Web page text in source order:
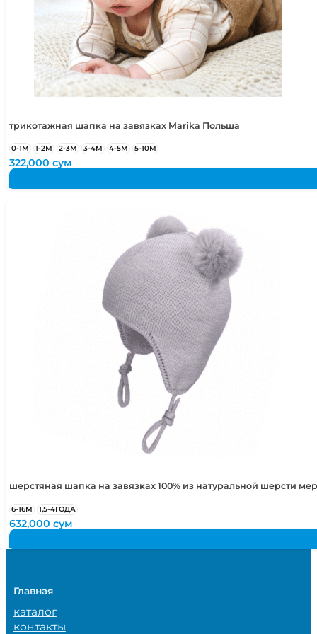
1,5-2 года
48-52 1,5-4 года
50-52 2-4 года
2-5 лет
трикотажная шапка на завязках Marika Польша
0-1М 1-2М 2-3М 3-4М 4-5М 5-10М
322,000сум
шерстяная шапка на завязках 100% из натуральной шерсти
6-16М 1,5-4ГОДА
632,000сум
Главная
каталог
контакты